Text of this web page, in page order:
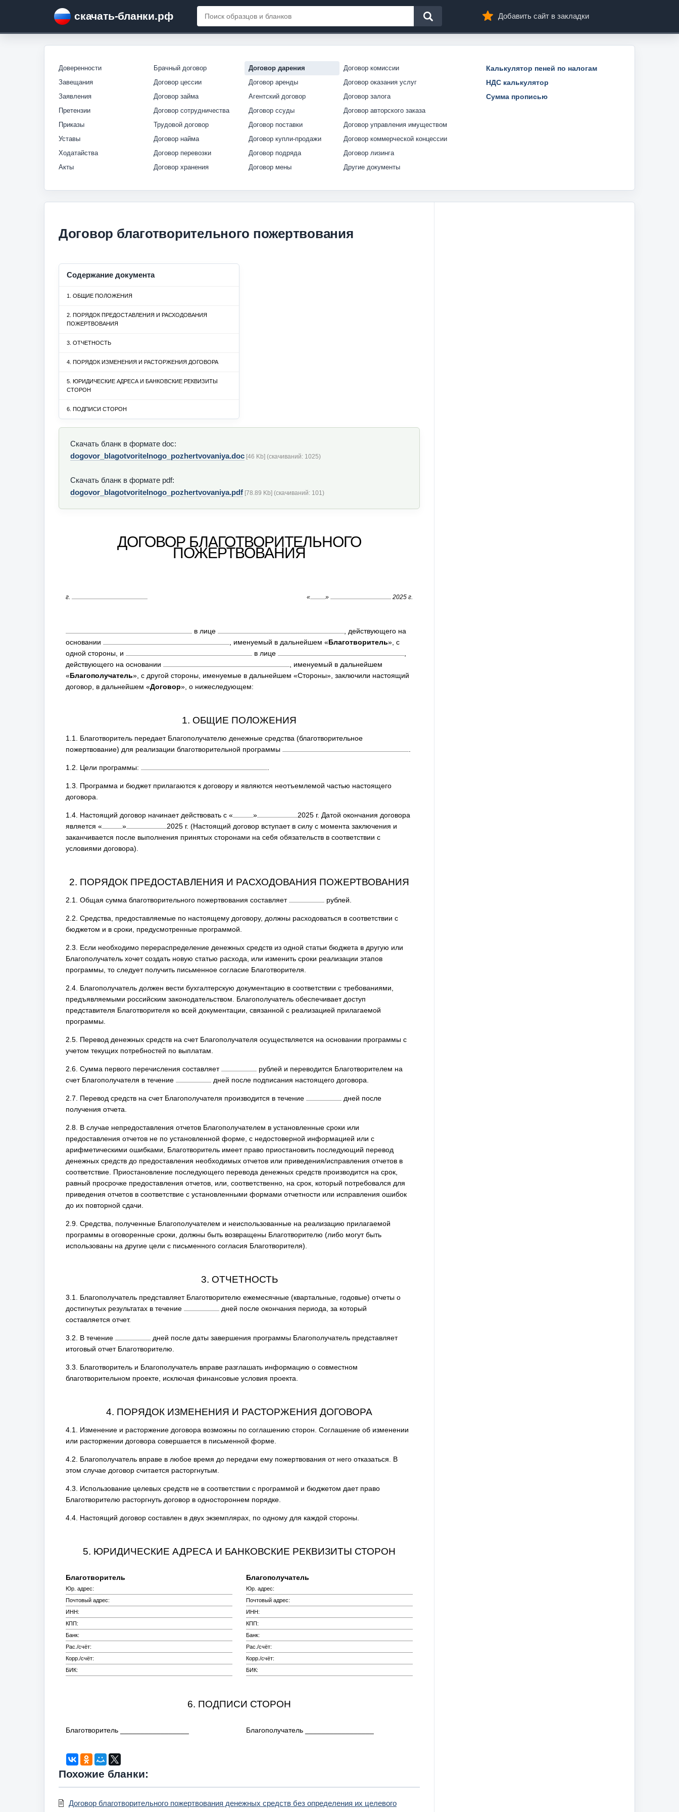
скачать-бланки.рф Добавить сайт в закладки
Доверенности
Завещания
Заявления
Претензии
Приказы
Уставы
Ходатайства
Акты
Брачный договор
Договор цессии
Договор займа
Договор сотрудничества
Трудовой договор
Договор найма
Договор перевозки
Договор хранения
Договор дарения
Договор аренды
Агентский договор
Договор ссуды
Договор поставки
Договор купли-продажи
Договор подряда
Договор мены
Договор комиссии
Договор оказания услуг
Договор залога
Договор авторского заказа
Договор управления имуществом
Договор коммерческой концессии
Договор лизинга
Другие документы
Калькулятор пеней по налогам
НДС калькулятор
Сумма прописью
Договор благотворительного пожертвования
Содержание документа
1. ОБЩИЕ ПОЛОЖЕНИЯ
2. ПОРЯДОК ПРЕДОСТАВЛЕНИЯ И РАСХОДОВАНИЯ
ПОЖЕРТВОВАНИЯ
3. ОТЧЕТНОСТЬ
4. ПОРЯДОК ИЗМЕНЕНИЯ И РАСТОРЖЕНИЯ ДОГОВОРА
5. ЮРИДИЧЕСКИЕ АДРЕСА И БАНКОВСКИЕ РЕКВИЗИТЫ
СТОРОН
6. ПОДПИСИ СТОРОН
Скачать бланк в формате doc:
dogovor_blagotvoritelnogo_pozhertvovaniya.doc [46 Kb] (cкачиваний: 1025)
Скачать бланк в формате pdf:
dogovor_blagotvoritelnogo_pozhertvovaniya.pdf [78.89 Kb] (cкачиваний: 101)
ДОГОВОР БЛАГОТВОРИТЕЛЬНОГО
ПОЖЕРТВОВАНИЯ
г. « » 2025 г.
в лице
, действующего на
основании
, именуемый в дальнейшем «Благотворитель», с
одной стороны, и
в лице
действующего на основании
, именуемый в дальнейшем
«Благополучатель», с другой стороны, именуемые в дальнейшем «Стороны», заключили настоящий
договор, в дальнейшем «Договор», о нижеследующем:
1. ОБЩИЕ ПОЛОЖЕНИЯ
1.1. Благотворитель передает Благополучателю денежные средства (благотворительное
пожертвование) для реализации благотворительной программы
1.2. Цели программы:
1.3. Программа и бюджет прилагаются к договору и являются неотъемлемой частью настоящего
договора.
1.4. Настоящий договор начинает действовать с « » 2025 г. Датой окончания договора
является « » 2025 г. (Настоящий договор вступает в силу с момента заключения и
заканчивается после выполнения принятых сторонами на себя обязательств в соответствии с
условиями договора).
2. ПОРЯДОК ПРЕДОСТАВЛЕНИЯ И РАСХОДОВАНИЯ ПОЖЕРТВОВАНИЯ
2.1. Общая сумма благотворительного пожертвования составляет рублей.
2.2. Средства, предоставляемые по настоящему договору, должны расходоваться в соответствии с
бюджетом и в сроки, предусмотренные программой.
2.3. Если необходимо перераспределение денежных средств из одной статьи бюджета в другую или
Благополучатель хочет создать новую статью расхода, или изменить сроки реализации этапов
программы, то следует получить письменное согласие Благотворителя.
2.4. Благополучатель должен вести бухгалтерскую документацию в соответствии с требованиями,
предъявляемыми российским законодательством. Благополучатель обеспечивает доступ
представителя Благотворителя ко всей документации, связанной с реализацией прилагаемой
программы.
2.5. Перевод денежных средств на счет Благополучателя осуществляется на основании программы с
учетом текущих потребностей по выплатам.
2.6. Сумма первого перечисления составляет
рублей и переводится Благотворителем на
счет Благополучателя в течение
дней после подписания настоящего договора.
2.7. Перевод средств на счет Благополучателя производится в течение
дней после
получения отчета.
2.8. В случае непредоставления отчетов Благополучателем в установленные сроки или
предоставления отчетов не по установленной форме, с недостоверной информацией или с
арифметическими ошибками, Благотворитель имеет право приостановить последующий перевод
денежных средств до предоставления необходимых отчетов или приведения/исправления отчетов в
соответствие. Приостановление последующего перевода денежных средств производится на срок,
равный просрочке предоставления отчетов, или, соответственно, на срок, который потребовался для
приведения отчетов в соответствие с установленными формами отчетности или исправления ошибок
до их повторной сдачи.
2.9. Средства, полученные Благополучателем и неиспользованные на реализацию прилагаемой
программы в оговоренные сроки, должны быть возвращены Благотворителю (либо могут быть
использованы на другие цели с письменного согласия Благотворителя).
3. ОТЧЕТНОСТЬ
3.1. Благополучатель представляет Благотворителю ежемесячные (квартальные, годовые) отчеты о
достигнутых результатах в течение
дней после окончания периода, за который
составляется отчет.
3.2. В течение
дней после даты завершения программы Благополучатель представляет
итоговый отчет Благотворителю.
3.3. Благотворитель и Благополучатель вправе разглашать информацию о совместном
благотворительном проекте, исключая финансовые условия проекта.
4. ПОРЯДОК ИЗМЕНЕНИЯ И РАСТОРЖЕНИЯ ДОГОВОРА
4.1. Изменение и расторжение договора возможны по соглашению сторон. Соглашение об изменении
или расторжении договора совершается в письменной форме.
4.2. Благополучатель вправе в любое время до передачи ему пожертвования от него отказаться. В
этом случае договор считается расторгнутым.
4.3. Использование целевых средств не в соответствии с программой и бюджетом дает право
Благотворителю расторгнуть договор в одностороннем порядке.
4.4. Настоящий договор составлен в двух экземплярах, по одному для каждой стороны.
5. ЮРИДИЧЕСКИЕ АДРЕСА И БАНКОВСКИЕ РЕКВИЗИТЫ СТОРОН
Благотворитель
Юр. адрес:
Почтовый адрес:
ИНН:
КПП:
Банк:
Рас./счёт:
Корр./счёт:
БИК:
Благополучатель
Юр. адрес:
Почтовый адрес:
ИНН:
КПП:
Банк:
Рас./счёт:
Корр./счёт:
БИК:
6. ПОДПИСИ СТОРОН
Благотворитель _________________ Благополучатель _________________
Похожие бланки:
Договор благотворительного пожертвования денежных средств без определения их целевого